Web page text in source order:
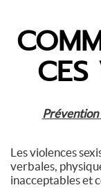
CES
Prévention
Les violences
verbales,
inacceptables et